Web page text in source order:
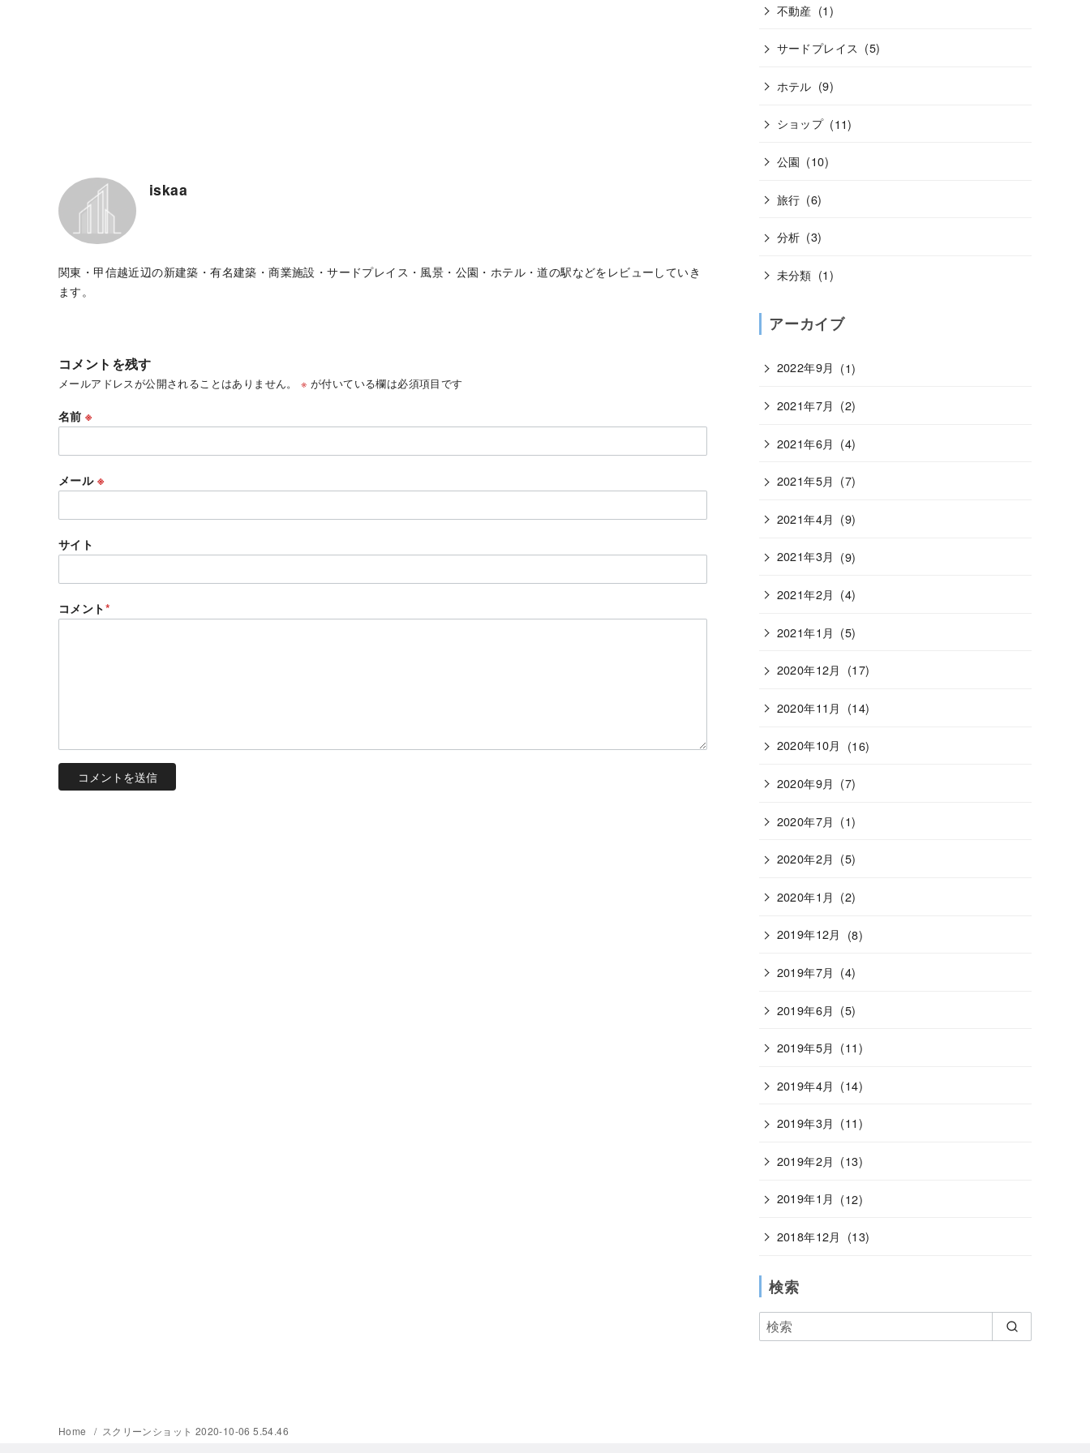
iskaa
関東・甲信越近辺の新建築・有名建築・商業施設・サードプレイス・風景・公園・ホテル・道の駅などをレビューしていき
ます。
コメントを残す
メールアドレスが公開されることはありません。 ※ が付いている欄は必須項目です
名前※
メール ※
サイト
コメント*
不動産 (1)
サードプレイス (5)
ホテル (9)
ショップ (11)
公園 (10)
旅行 (6)
分析 (3)
未分類 (1)
アーカイブ
2022年9月 (1)
2021年7月 (2)
2021年6月 (4)
2021年5月 (7)
2021年4月 (9)
2021年3月 (9)
2021年2月 (4)
2021年1月 (5)
2020年12月 (17)
2020年11月 (14)
2020年10月 (16)
2020年9月 (7)
2020年7月 (1)
2020年2月 (5)
2020年1月 (2)
2019年12月 (8)
2019年7月 (4)
2019年6月 (5)
2019年5月 (11)
2019年4月 (14)
2019年3月 (11)
2019年2月 (13)
2019年1月 (12)
2018年12月 (13)
検索
Home スクリーンショット 2020-10-06 5.54.46